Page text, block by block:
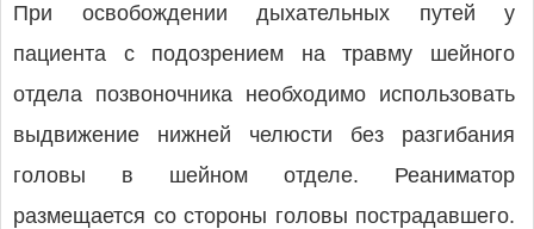
При освобождении дыхательных путей у
пациента с подозрением на травму шейного
отдела позвоночника необходимо использовать
выдвижение нижней челюсти без разгибания
головы в шейном отделе. Реаниматор
размещается со стороны головы пострадавшего.